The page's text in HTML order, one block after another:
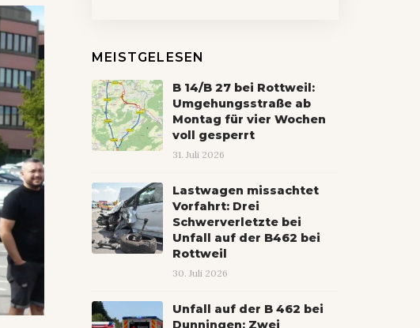
MEISTGELESEN
B 14/B 27 bei Rottweil:
Umgehungsstraße ab
Montag für vier Wochen
voll gesperrt
31. Juli 2026
Lastwagen missachtet
Vorfahrt: Drei
Schwerverletzte bei
Unfall auf der B462 bei
Rottweil
30. Juli 2026
Unfall auf der B 462 bei
Dunningen: Zwei